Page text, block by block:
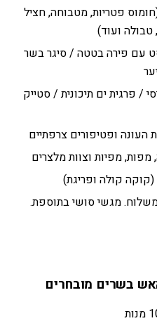
11 סוגים (חומוס פטריות, מטבוחה, חציל
ועוד)
עם פירה בטטה / סיגר בשר
/ פרגית ים תיכונית / סטייק
העונה ופטיפורים צרפתיים
מפיות וצוות מלצרים
קולה ופריגת)
מגשי סושי בתוספת.